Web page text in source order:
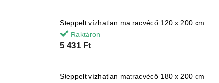
Steppelt vízhatlan matracvédő 120 x 200 cm
Raktáron
5 431 Ft
Steppelt vízhatlan matracvédő 180 x 200 cm